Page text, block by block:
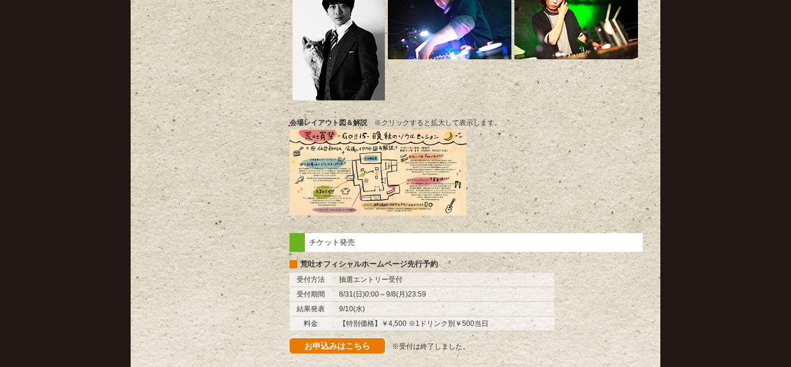
会場レイアウト図＆解説 ※クリックすると拡大して表示します。
チケット発売
荒吐オフィシャルホームページ先行予約
受付方法
抽選エントリー受付
受付期間
8/31(日)0:00～9/8(月)23:59
結果発表
9/10(水)
料金
【特別価格】￥4,500 ※1ドリンク別￥500当日
お申込みはこちら ※受付は終了しました。